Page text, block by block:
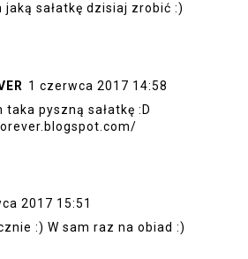
jaką sałatkę dzisiaj zrobić :)
1 czerwca 2017 14:58
taka pyszną sałatkę :D
2017 15:51
:) W sam raz na obiad :)